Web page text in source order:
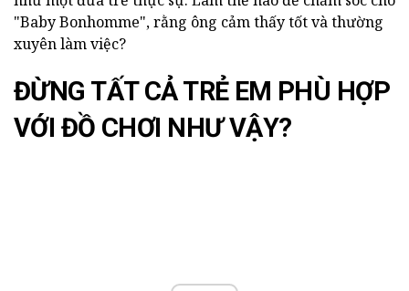
"Baby Bonhomme", rằng ông cảm thấy tốt và thường
xuyên làm việc?
ĐỪNG TẤT CẢ TRẺ EM PHÙ HỢP
VỚI ĐỒ CHƠI NHƯ VẬY?